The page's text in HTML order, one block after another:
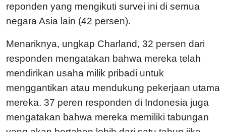
reponden yang mengikuti survei ini di semua
negara Asia lain (42 persen).
Menariknya, ungkap Charland, 32 persen dari
responden mengatakan bahwa mereka telah
mendirikan usaha milik pribadi untuk
menggantikan atau mendukung pekerjaan utama
mereka. 37 peren responden di Indonesia juga
mengatakan bahwa mereka memiliki tabungan